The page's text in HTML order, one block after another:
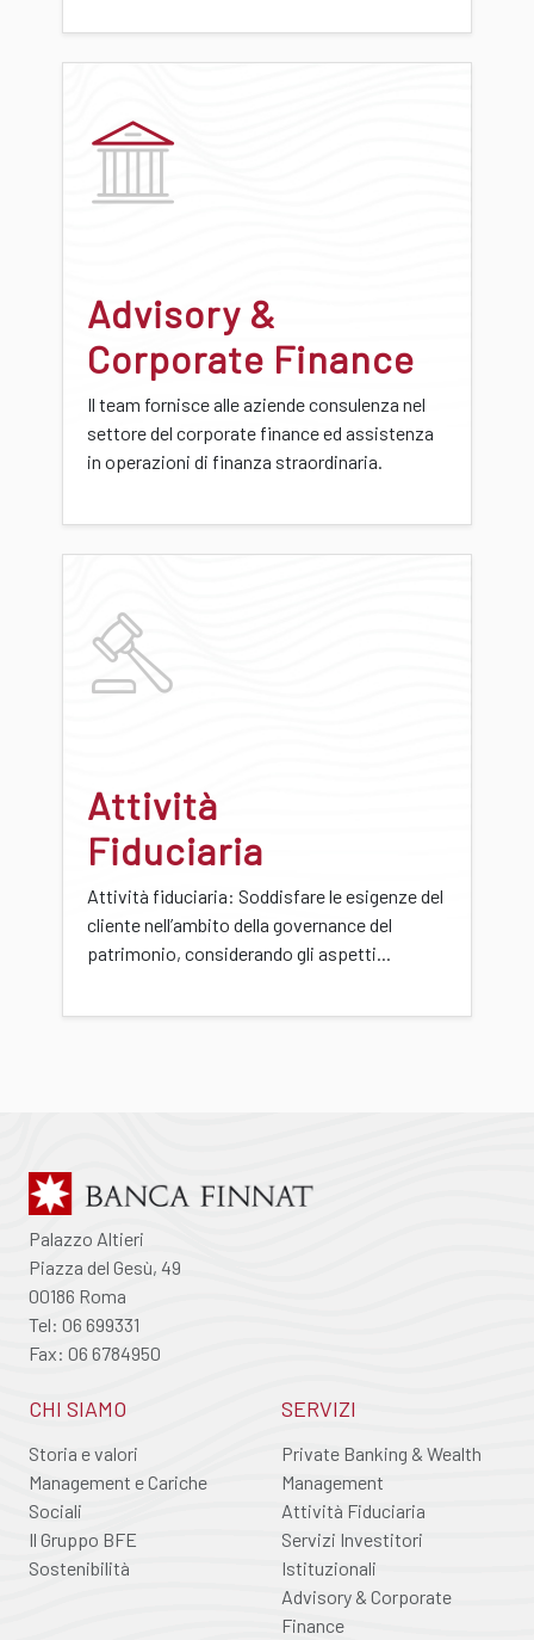
Advisory &
Corporate Finance
Il team fornisce alle aziende consulenza nel
settore del corporate finance ed assistenza
in operazioni di finanza straordinaria.
Attività
Fiduciaria
Attività fiduciaria: Soddisfare le esigenze del
cliente nell’ambito della governance del
patrimonio, considerando gli aspetti...
Palazzo Altieri
Piazza del Gesù, 49
00186 Roma
Tel: 06 699331
Fax: 06 6784950
CHI SIAMO
Storia e valori
Management e Cariche
Sociali
Il Gruppo BFE
Sostenibilità
SERVIZI
Private Banking & Wealth
Management
Attività Fiduciaria
Servizi Investitori
Istituzionali
Advisory & Corporate
Finance